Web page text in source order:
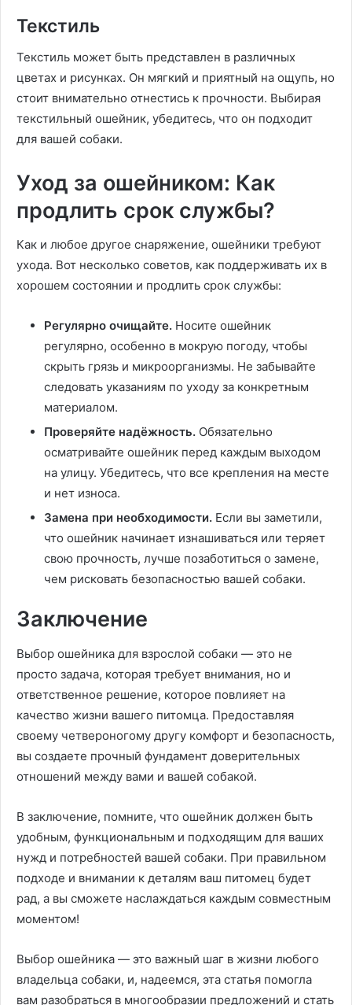
Текстиль
Текстиль может быть представлен в различных
цветах и рисунках. Он мягкий и приятный на ощупь, но
стоит внимательно отнестись к прочности. Выбирая
текстильный ошейник, убедитесь, что он подходит
для вашей собаки.
Уход за ошейником: Как
продлить срок службы?
Как и любое другое снаряжение, ошейники требуют
ухода. Вот несколько советов, как поддерживать их в
хорошем состоянии и продлить срок службы:
Регулярно очищайте. Носите ошейник
регулярно, особенно в мокрую погоду, чтобы
скрыть грязь и микроорганизмы. Не забывайте
следовать указаниям по уходу за конкретным
материалом.
Проверяйте надёжность. Обязательно
осматривайте ошейник перед каждым выходом
на улицу. Убедитесь, что все крепления на месте
и нет износа.
Замена при необходимости. Если вы заметили,
что ошейник начинает изнашиваться или теряет
свою прочность, лучше позаботиться о замене,
чем рисковать безопасностью вашей собаки.
Заключение
Выбор ошейника для взрослой собаки — это не
просто задача, которая требует внимания, но и
ответственное решение, которое повлияет на
качество жизни вашего питомца. Предоставляя
своему четвероногому другу комфорт и безопасность,
вы создаете прочный фундамент доверительных
отношений между вами и вашей собакой.
В заключение, помните, что ошейник должен быть
удобным, функциональным и подходящим для ваших
нужд и потребностей вашей собаки. При правильном
подходе и внимании к деталям ваш питомец будет
рад, а вы сможете наслаждаться каждым совместным
моментом!
Выбор ошейника — это важный шаг в жизни любого
владельца собаки, и, надеемся, эта статья помогла
вам разобраться в многообразии предложений и стать